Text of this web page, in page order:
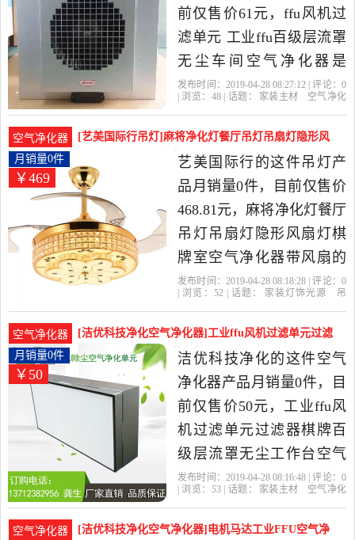
前仅售价61元，ffu风机过
滤单元 工业ffu百级层流罩
无尘车间空气净化器是
2019年创梦电商1017精选
的空气净化器，由广东 东
莞发货。
发布时间：2019-04-28 08:27:12 | 评论： 0
| 浏览： 48| 话题： 家装主材
空气净化
空气净化器
[艺美国际行吊灯]麻将净化灯餐厅吊灯吊扇灯隐形风
扇灯棋月销量0件仅售468.81元
￥469
月销量0件
艺美国际行的这件吊灯产
品月销量0件，目前仅售价
468.81元，麻将净化灯餐厅
吊灯吊扇灯隐形风扇灯棋
牌室空气净化器带风扇的
灯是2019年艺美国际行精
比很高的吊灯，由广东 中
山发货。
发布时间：2019-04-28 08:18:28 | 评论： 0
| 浏览： 52| 话题： 家装灯饰光源
吊
空气净化器
[洁优科技净化空气净化器]工业ffu风机过滤单元过滤
器棋牌百级月销量0件仅售50元
￥50
月销量0件
洁优科技净化的这件空气
净化器产品月销量0件，目
前仅售价50元，工业ffu风
机过滤单元过滤器棋牌百
级层流罩无尘工作台空气
净化器是2019年洁优科技
价比很高的空气净化器，
发布时间：2019-04-28 08:16:48 | 评论： 0
| 浏览： 53| 话题： 家装主材
空气净化
空气净化器
[洁优科技净化空气净化器]电机马达工业FFU空气净